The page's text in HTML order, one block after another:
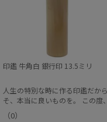
印鑑 牛角白 銀行印 13.5ミリ
人生の特別な時に作る印鑑だか
そ、本当に良いものを。 この度
チハタオフィシャル...
（0）